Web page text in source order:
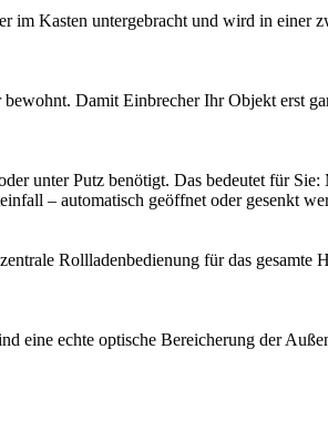
im Kasten untergebracht und wird in einer
Damit Einbrecher Ihr Objekt erst
unter Putz benötigt. Das bedeutet für
– automatisch geöffnet oder gesenkt
Rollladenbedienung für das gesamte
eine echte optische Bereicherung der